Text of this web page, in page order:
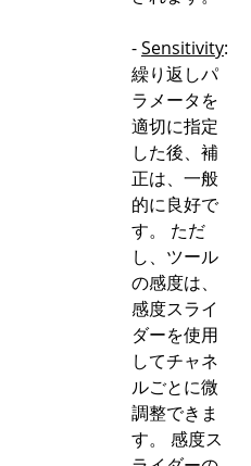
-Sensitivity:
繰り返しパ
ラメータを
適切に指定
した後、補
正は、一般
的に良好で
す。 ただ
し、ツール
の感度は、
感度スライ
ダーを使用
してチャネ
ルごとに微
調整できま
す。 感度ス